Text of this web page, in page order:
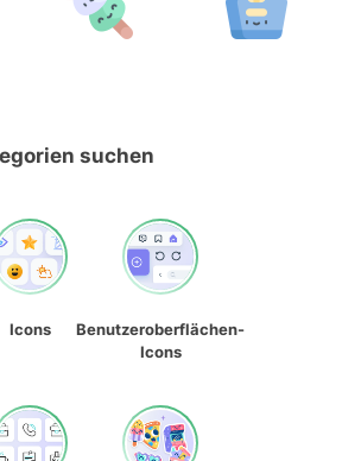
suchen
Icons
Benutzeroberflächen-
Icons